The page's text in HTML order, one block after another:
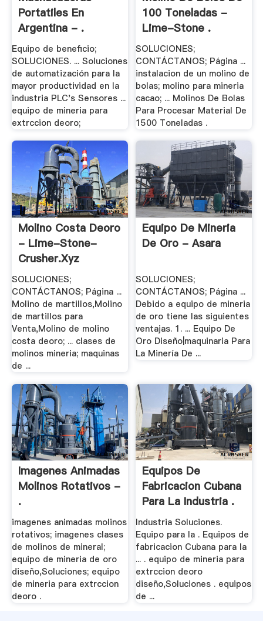
Portatiles En
Argentina - .
Equipo de beneficio;
SOLUCIONES. ... Soluciones
de automatización para la
mayor productividad en la
industria PLC's Sensores ...
equipo de mineria para
extrccion deoro;
100 Toneladas -
Lime-Stone .
SOLUCIONES;
CONTÁCTANOS; Página ...
instalacion de un molino de
bolas; molino para mineria
cacao; ... Molinos De Bolas
Para Procesar Material De
1500 Toneladas .
Molino Costa Deoro
- Lime-Stone-
Crusher.xyz
SOLUCIONES;
CONTÁCTANOS; Página ...
Molino de martillos,Molino
de martillos para
Venta,Molino de molino
costa deoro; ... clases de
molinos mineria; maquinas
de ...
Equipo De Mineria
De Oro - Asara
SOLUCIONES;
CONTÁCTANOS; Página ...
Debido a equipo de mineria
de oro tiene las siguientes
ventajas. 1. ... Equipo De
Oro Diseño|maquinaria Para
La Minería De ...
Imagenes Animadas
Molinos Rotativos -
.
imagenes animadas molinos
rotativos; imagenes clases
de molinos de mineral;
equipo de mineria de oro
diseño,Soluciones; equipo
de mineria para extrccion
deoro .
Equipos De
Fabricacion Cubana
Para La Industria .
Industria Soluciones.
Equipo para la . Equipos de
fabricacion Cubana para la
... . equipo de mineria para
extrccion deoro
diseño,Soluciones . equipos
de ...